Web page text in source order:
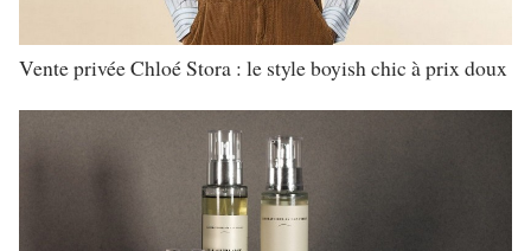
Vente privée Chloé Stora : le style boyish chic à prix doux